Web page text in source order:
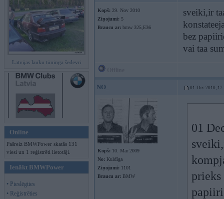
Latvijas lauku tūninga šedevri
Online
Pašreiz BMWPower skatās 131
viesi un 1 reģistrēti lietotāji.
Ienākt BMWPower
• Pieslēgties
• Reģistrēties
Kopš: 29. Nov 2010
Ziņojumi: 5
Braucu ar: bmw 325,E36
sveiki,ir
bez
vai taa
NO_ 01. Dec 2010,
Kopš: 10. Mar 2009
No: Kuldīga
Ziņojumi: 1101
Braucu ar: BMW
01
prieks